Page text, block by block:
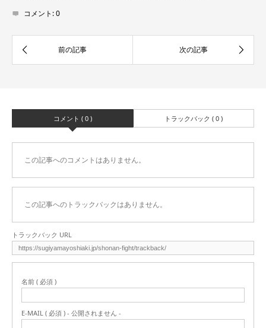
コメント:0
コメント ( 0 ) トラックバック ( 0 )
この記事へのコメントはありません。
この記事へのトラックバックはありません。
トラックバック URL
名前 ( 必須 )
E-MAIL ( 必須 ) - 公開されません -